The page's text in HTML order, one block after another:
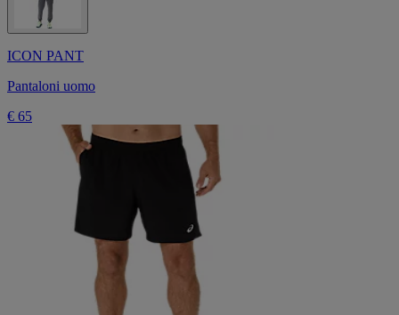
ICON PANT
Pantaloni uomo
€ 65